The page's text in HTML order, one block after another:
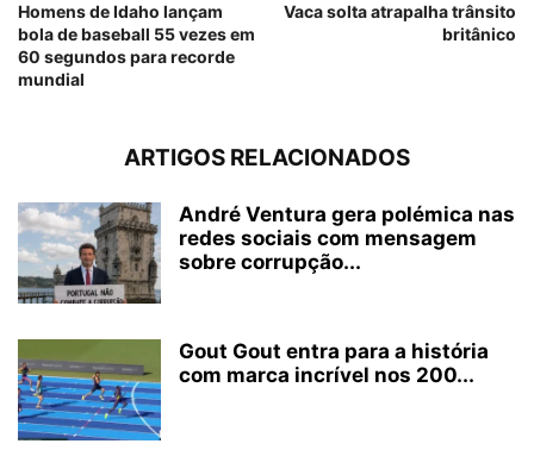
Homens de Idaho lançam
bola de baseball 55 vezes em
60 segundos para recorde
mundial
Vaca solta atrapalha trânsito
britânico
ARTIGOS RELACIONADOS
André Ventura gera polémica nas
redes sociais com mensagem
sobre corrupção...
Gout Gout entra para a história
com marca incrível nos 200...